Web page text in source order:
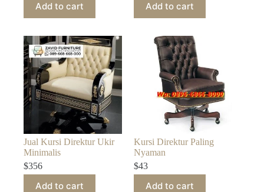
Add to cart Add to cart
Jual Kursi Direktur Ukir
Minimalis
$356
Add to cart
Kursi Direktur Paling
Nyaman
$43
Add to cart